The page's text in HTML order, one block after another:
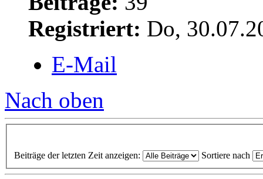
Registriert: Do,
E-Mail
Nach oben
Beiträge der letzten Zeit anzeigen: Sortiere nach